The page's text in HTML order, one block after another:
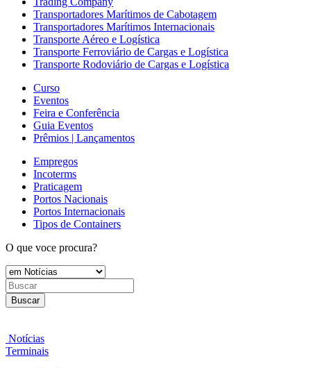
Transportadores Marítimos de Cabotagem
Transportadores Marítimos Internacionais
Transporte Aéreo e Logística
Transporte Ferroviário de Cargas e Logística
Transporte Rodoviário de Cargas e Logística
Curso
Eventos
Feira e Conferência
Guia Eventos
Prêmios | Lançamentos
Empregos
Incoterms
Praticagem
Portos Nacionais
Portos Internacionais
Tipos de Containers
O que voce procura?
Buscar
Notícias
Terminais